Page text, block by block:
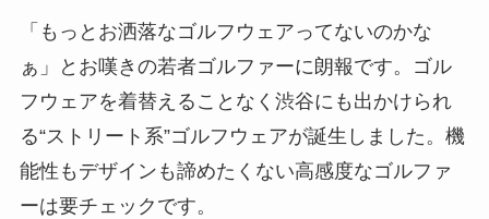
「もっとお洒落なゴルフウェアってないのかな
ぁ」とお嘆きの若者ゴルファーに朗報です。ゴル
フウェアを着替えることなく渋谷にも出かけられ
る“ストリート系”ゴルフウェアが誕生しました。機
能性もデザインも諦めたくない高感度なゴルファ
ーは要チェックです。